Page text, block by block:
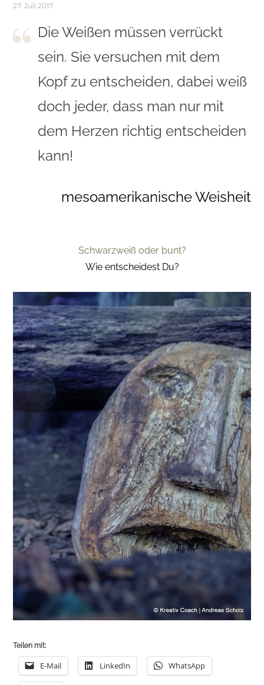
27. Juli 2017
Die Weißen müssen verrückt
sein. Sie versuchen mit dem
Kopf zu entscheiden, dabei weiß
doch jeder, dass man nur mit
dem Herzen richtig entscheiden
kann!
mesoamerikanische Weisheit
Schwarzweiß oder bunt?
Wie entscheidest Du?
Teilen mit:
E-Mail LinkedIn WhatsApp